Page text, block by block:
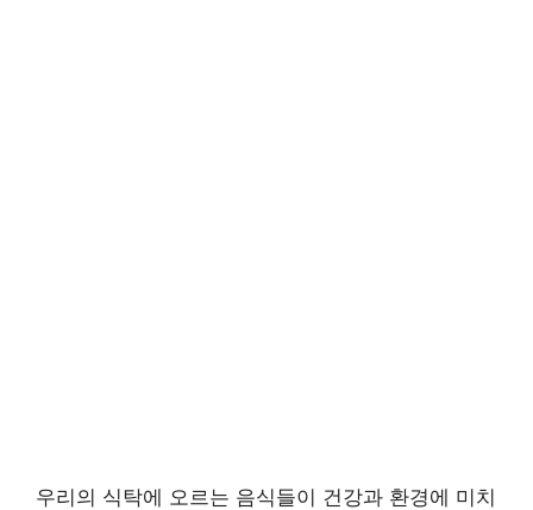
우리의 식탁에 오르는 음식들이 건강과 환경에 미치